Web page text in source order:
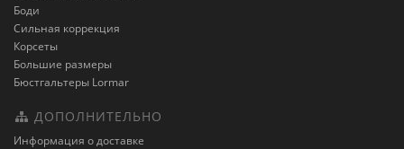
Боди
Сильная коррекция
Корсеты
Большие размеры
Бюстгальтеры Lormar
ДОПОЛНИТЕЛЬНО
Информация о доставке